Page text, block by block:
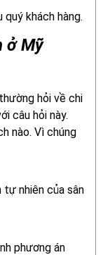
khách hàng.
ở Mỹ
hỏi về chi
câu hỏi này.
nào. Vì chúng
tự nhiên của sân
phương án